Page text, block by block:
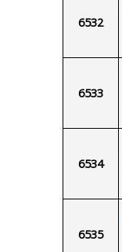
6532
6533
6534
6535